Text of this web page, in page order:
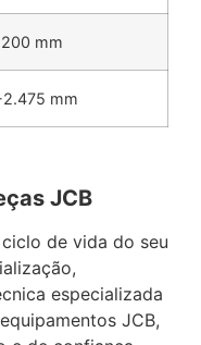
mm
mm
JCB
de vida do seu
especializada
JCB,